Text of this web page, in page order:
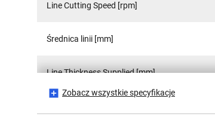
Line Cutting Speed [rpm]
Średnica linii [mm]
Line Thickness Supplied [mm]
Zobacz wszystkie specyfikacje